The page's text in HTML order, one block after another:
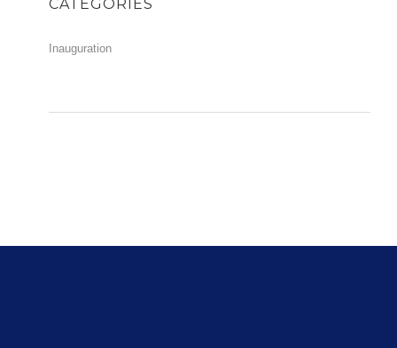
CATÉGORIES
Inauguration